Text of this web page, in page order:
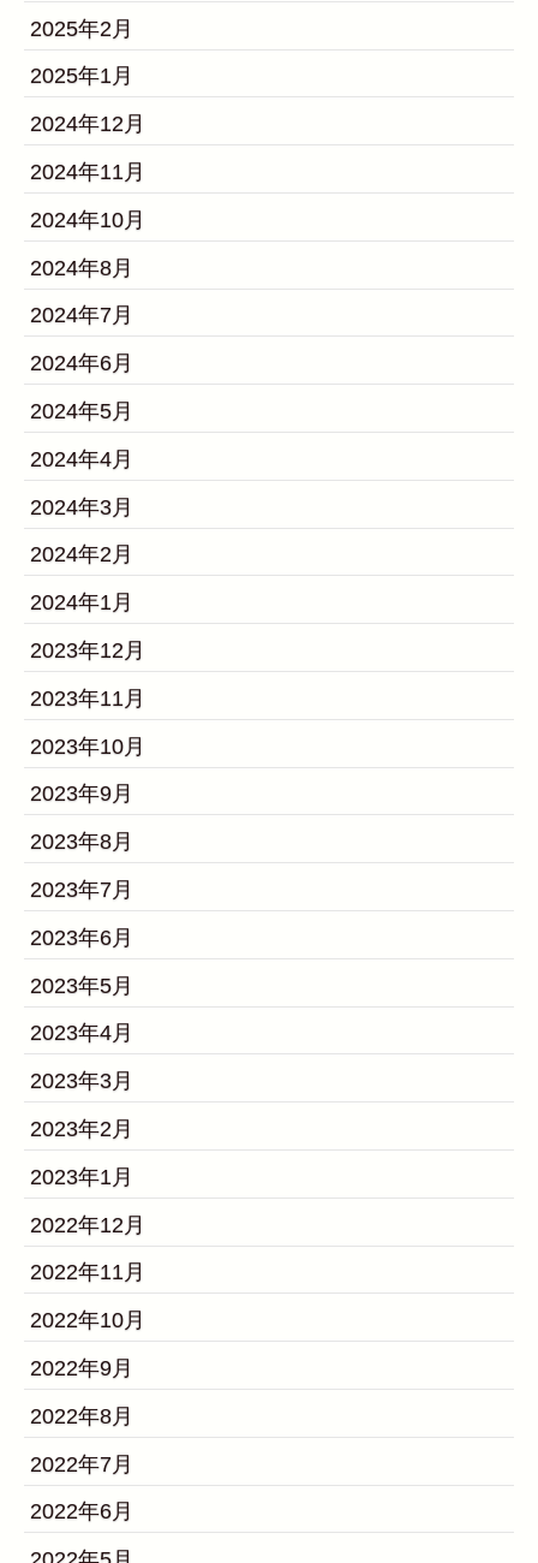
2025年2月
2025年1月
2024年12月
2024年11月
2024年10月
2024年8月
2024年7月
2024年6月
2024年5月
2024年4月
2024年3月
2024年2月
2024年1月
2023年12月
2023年11月
2023年10月
2023年9月
2023年8月
2023年7月
2023年6月
2023年5月
2023年4月
2023年3月
2023年2月
2023年1月
2022年12月
2022年11月
2022年10月
2022年9月
2022年8月
2022年7月
2022年6月